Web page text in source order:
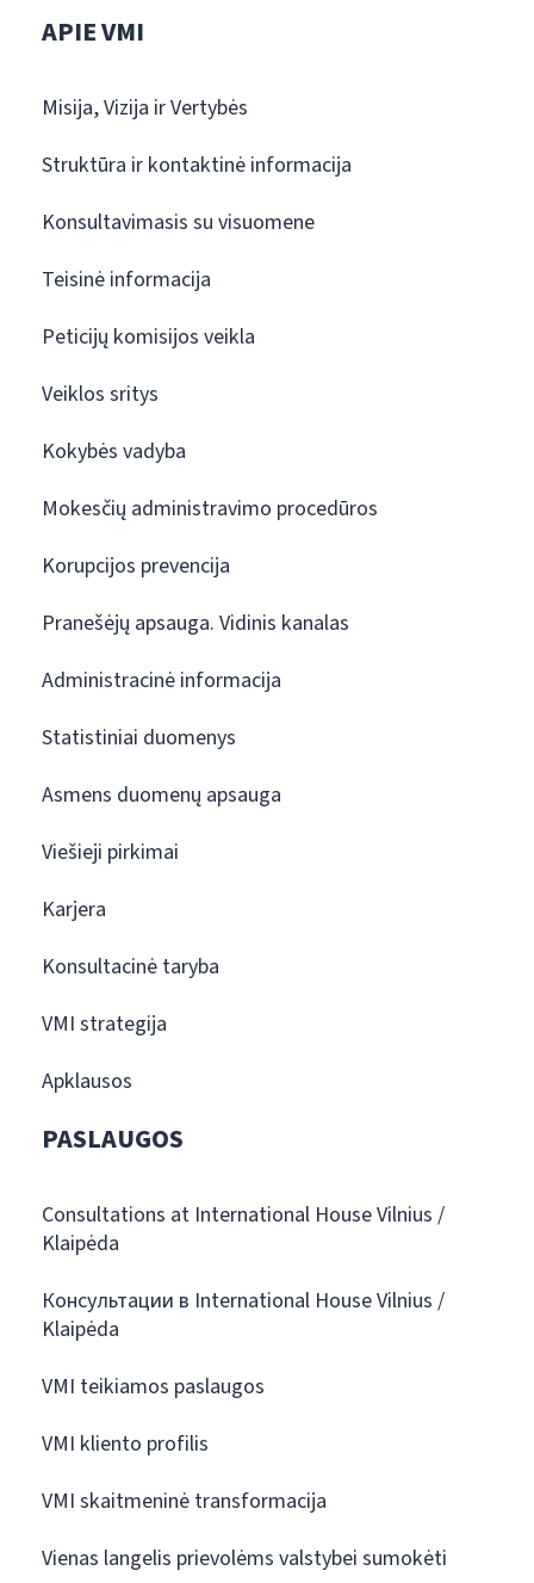
APIE VMI
Misija, Vizija ir Vertybės
Struktūra ir kontaktinė informacija
Konsultavimasis su visuomene
Teisinė informacija
Peticijų komisijos veikla
Veiklos sritys
Kokybės vadyba
Mokesčių administravimo procedūros
Korupcijos prevencija
Pranešėjų apsauga. Vidinis kanalas
Administracinė informacija
Statistiniai duomenys
Asmens duomenų apsauga
Viešieji pirkimai
Karjera
Konsultacinė taryba
VMI strategija
Apklausos
PASLAUGOS
Consultations at International House Vilnius /
Klaipėda
Консультации в International House Vilnius /
Klaipėda
VMI teikiamos paslaugos
VMI kliento profilis
VMI skaitmeninė transformacija
Vienas langelis prievolėms valstybei sumokėti